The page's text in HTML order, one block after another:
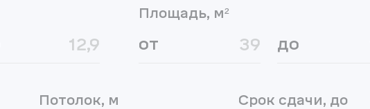
Площадь, м²
от до
Потолок, м Срок сдачи, до